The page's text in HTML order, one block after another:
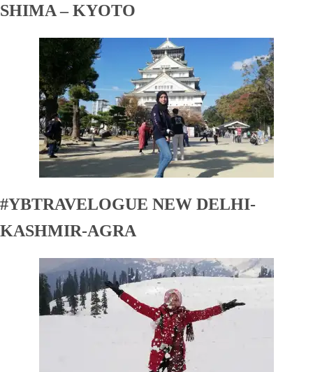
SHIMA – KYOTO
#YBTRAVELOGUE NEW DELHI-
KASHMIR-AGRA